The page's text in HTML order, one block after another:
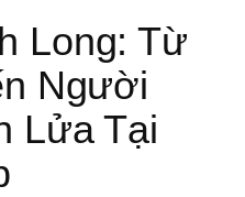
Long: Từ
Người
Lửa Tại